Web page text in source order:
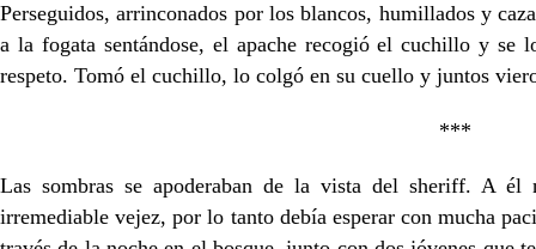
Perseguidos, arrinconados por los blancos, humillados y
a la fogata sentándose, el apache recogió el cuchillo y se
respeto. Tomó el cuchillo, lo colgó en su cuello y juntos
***
Las sombras se apoderaban de la vista del sheriff. A
irremediable vejez, por lo tanto debía esperar con mucha